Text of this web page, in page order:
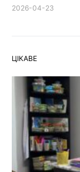
2026-04-23
ЦІКАВЕ